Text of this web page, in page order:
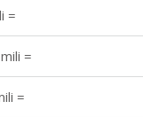
=
=
=